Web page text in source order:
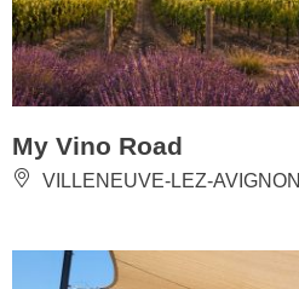
My Vino Road
VILLENEUVE-LEZ-AVIGNON